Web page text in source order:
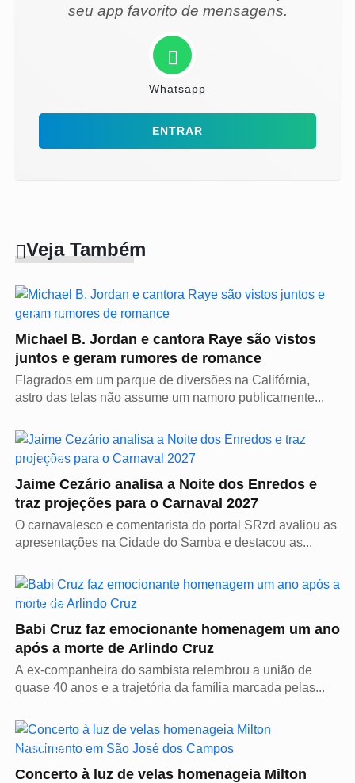
seu app favorito de mensagens.
Whatsapp
ENTRAR
Veja Também
CULTURA
Michael B. Jordan e cantora Raye são vistos
juntos e geram rumores de romance
Flagrados em um parque de diversões na Califórnia,
astro das telas não assume um namoro publicamente...
CULTURA
Jaime Cezário analisa a Noite dos Enredos e
traz projeções para o Carnaval 2027
O carnavalesco e comentarista do portal SRzd avaliou as
apresentações na Cidade do Samba e destacou as...
CULTURA
Babi Cruz faz emocionante homenagem um ano
após a morte de Arlindo Cruz
A ex-companheira do sambista relembrou a união de
quase 40 anos e a trajetória da família marcada pelas...
CULTURA
Concerto à luz de velas homenageia Milton